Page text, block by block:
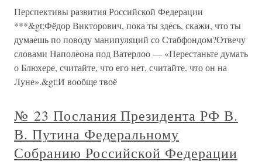
Перспективы развития Российской Федерации
***&gt;Фёдор Викторович, пока ты здесь, скажи, что ты
думаешь по поводу манипуляций со Стабфондом?Отвечу
словами Наполеона под Ватерлоо — «Перестаньте думать
о Блюхере, считайте, что его нет, считайте, что он на
Луне».&gt;И вообще твоё
№ 23 Послания Президента РФ В.
В. Путина Федеральному
Собранию Российской Федерации